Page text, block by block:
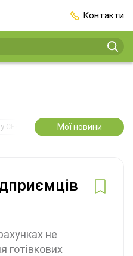
Контакти
СЕРПНІ 2️⃣0️⃣2️⃣7️⃣ Усі
Мої новини
не
готівкових